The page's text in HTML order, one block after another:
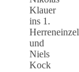
Klauer
ins 1.
Herreneinzel
und
Niels
Kock